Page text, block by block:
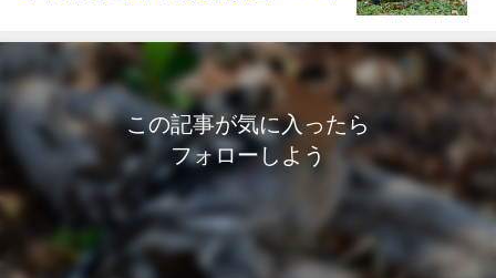
この記事が気に入ったら
フォローしよう